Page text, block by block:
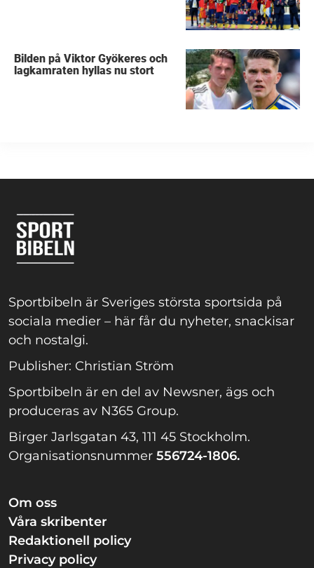
Bilden på Viktor Gyökeres och
lagkamraten hyllas nu stort
Sportbibeln är Sveriges största sportsida på
sociala medier – här får du nyheter, snackisar
och nostalgi.
Publisher: Christian Ström
Sportbibeln är en del av Newsner, ägs och
produceras av N365 Group.
Birger Jarlsgatan 43, 111 45 Stockholm.
Organisationsnummer 556724-1806.
Om oss
Våra skribenter
Redaktionell policy
Privacy policy